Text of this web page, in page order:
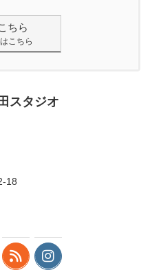
ちら
こちら
スタジオ
18